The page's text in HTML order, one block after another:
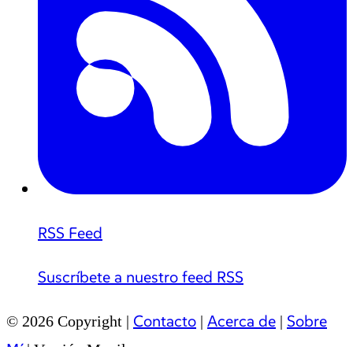
RSS Feed
Suscríbete a nuestro feed RSS
© 2026 Copyright | Contacto | Acerca de | Sobre